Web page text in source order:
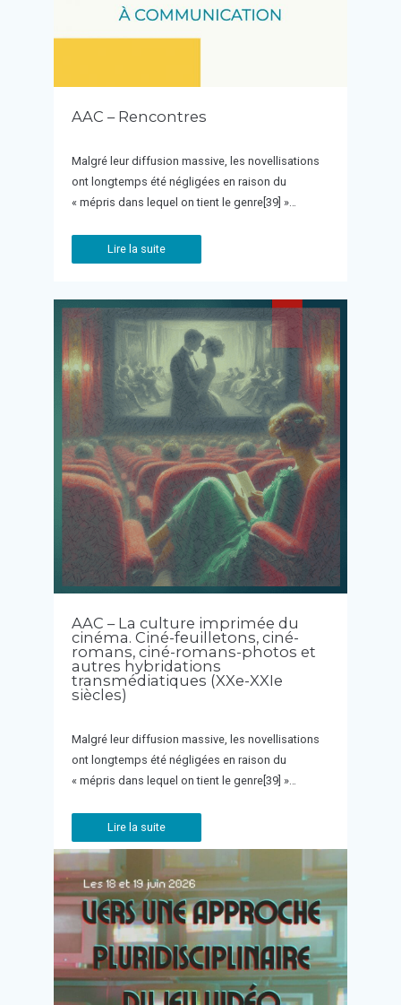
AAC – Rencontres
Malgré leur diffusion massive, les novellisations
ont longtemps été négligées en raison du
« mépris dans lequel on tient le genre[39] »…
Lire la suite
AAC – La culture imprimée du
cinéma. Ciné-feuilletons, ciné-
romans, ciné-romans-photos et
autres hybridations
transmédiatiques (XXe-XXIe
siècles)
Malgré leur diffusion massive, les novellisations
ont longtemps été négligées en raison du
« mépris dans lequel on tient le genre[39] »…
Lire la suite